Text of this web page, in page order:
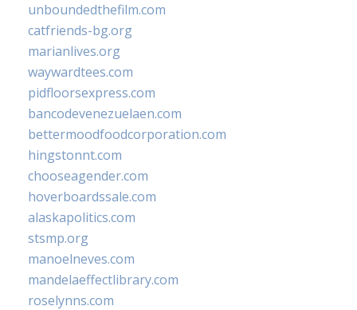
unboundedthefilm.com
catfriends-bg.org
marianlives.org
waywardtees.com
pidfloorsexpress.com
bancodevenezuelaen.com
bettermoodfoodcorporation.com
hingstonnt.com
chooseagender.com
hoverboardssale.com
alaskapolitics.com
stsmp.org
manoelneves.com
mandelaeffectlibrary.com
roselynns.com